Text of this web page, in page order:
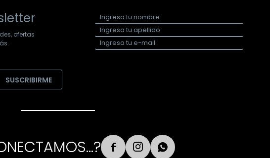
ofertas
SUSCRIBIRME
  